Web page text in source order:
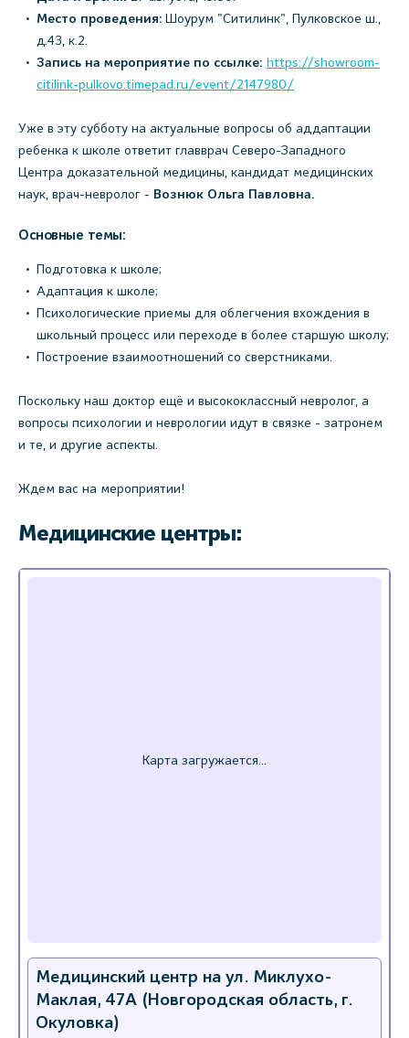
Место проведения: Шоурум "Ситилинк", Пулковское ш.,
д.43, к.2.
Запись на мероприятие по ссылке: https://showroom-
citilink-pulkovo.timepad.ru/event/2147980/
Уже в эту субботу на актуальные вопросы об аддаптации
ребенка к школе ответит главврач Северо-Западного
Центра доказательной медицины, кандидат медицинских
наук, врач-невролог - Вознюк Ольга Павловна.
Основные темы:
Подготовка к школе;
Адаптация к школе;
Психологические приемы для облегчения вхождения в
школьный процесс или переходе в более старшую школу;
Построение взаимоотношений со сверстниками.
Поскольку наш доктор ещё и высококлассный невролог, а
вопросы психологии и неврологии идут в связке - затронем
и те, и другие аспекты.
Ждем вас на мероприятии!
Медицинские центры:
Медицинский центр на ул. Миклухо-
Маклая, 47А (Новгородская область, г.
Окуловка)